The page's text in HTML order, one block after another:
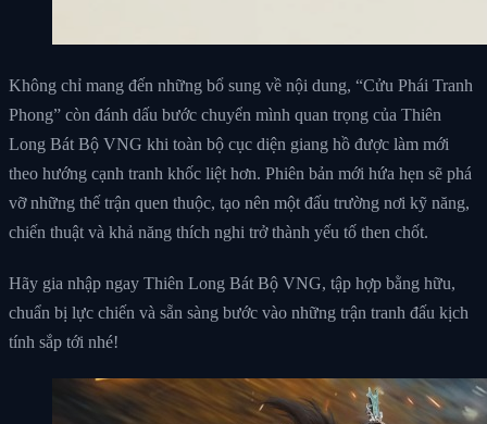
Không chỉ mang đến những bổ sung về nội dung, “Cửu Phái Tranh
Phong” còn đánh dấu bước chuyển mình quan trọng của Thiên
Long Bát Bộ VNG khi toàn bộ cục diện giang hồ được làm mới
theo hướng cạnh tranh khốc liệt hơn. Phiên bản mới hứa hẹn sẽ phá
vỡ những thế trận quen thuộc, tạo nên một đấu trường nơi kỹ năng,
chiến thuật và khả năng thích nghi trở thành yếu tố then chốt.
Hãy gia nhập ngay Thiên Long Bát Bộ VNG, tập hợp bằng hữu,
chuẩn bị lực chiến và sẵn sàng bước vào những trận tranh đấu kịch
tính sắp tới nhé!